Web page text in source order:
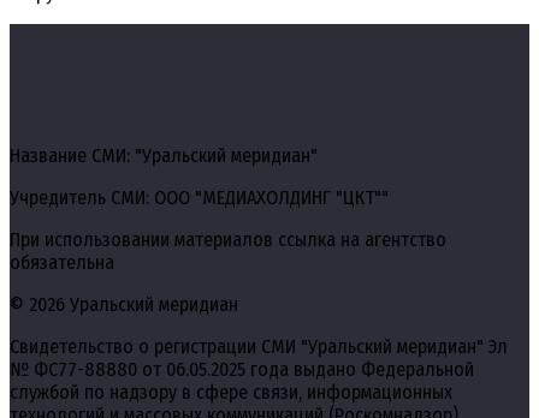
Название СМИ: "Уральский меридиан"
Учредитель СМИ: ООО "МЕДИАХОЛДИНГ "ЦКТ""
При использовании материалов ссылка на агентство
обязательна
© 2026 Уральский меридиан
Свидетельство о регистрации СМИ "Уральский меридиан" Эл
№ ФС77-88880 от 06.05.2025 года выдано Федеральной
службой по надзору в сфере связи, информационных